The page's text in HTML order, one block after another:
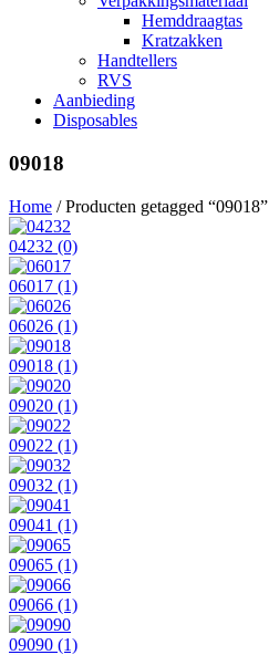
Hemddraagtas
Kratzakken
Handtellers
RVS
Aanbieding
Disposables
09018
Home / Producten getagged “09018”
04232 (0)
06017 (1)
06026 (1)
09018 (1)
09020 (1)
09022 (1)
09032 (1)
09041 (1)
09065 (1)
09066 (1)
09090 (1)